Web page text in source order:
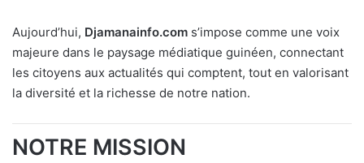
Aujourd’hui, Djamanainfo.com s’impose comme une voix
majeure dans le paysage médiatique guinéen, connectant
les citoyens aux actualités qui comptent, tout en valorisant
la diversité et la richesse de notre nation.
NOTRE MISSION